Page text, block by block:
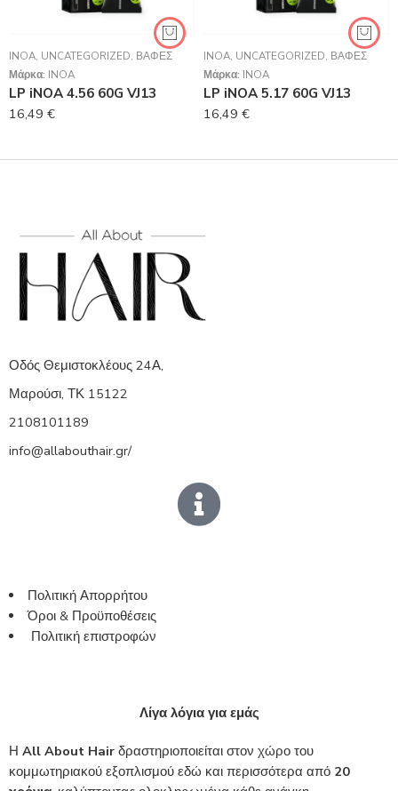
INOA, UNCATEGORIZED, ΒΑΦΈΣ
Μάρκα: INOA
LP iNOA 4.56 60G VJ13
16,49 €
INOA, UNCATEGORIZED, ΒΑΦΈΣ
Μάρκα: INOA
LP iNOA 5.17 60G VJ13
16,49 €
Οδός Θεμιστοκλέους 24Α,
Μαρούσι, ΤΚ 15122
2108101189
info@allabouthair.gr/
Πολιτική Απορρήτου
Όροι & Προϋποθέσεις
Πολιτική επιστροφών
Λίγα λόγια για εμάς
Η All About Hair δραστηριοποιείται στον χώρο του
κομμωτηριακού εξοπλισμού εδώ και περισσότερα από 20